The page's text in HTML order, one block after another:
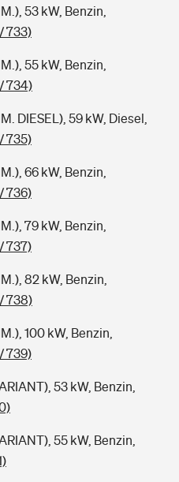
53 kW, Benzin,
733)
55 kW, Benzin,
734)
DIESEL), 59 kW, Diesel,
735)
66 kW, Benzin,
736)
79 kW, Benzin,
737)
82 kW, Benzin,
738)
100 kW, Benzin,
739)
53 kW, Benzin,
55 kW, Benzin,